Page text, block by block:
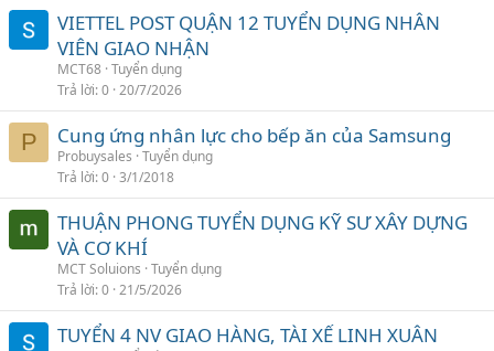
VIETTEL POST QUẬN 12 TUYỂN DỤNG NHÂN
VIÊN GIAO NHẬN
MCT68 Tuyển dụng
Trả lời 0 20/7/2026
P Cung ứng nhân lực cho bếp ăn của Samsung
Probuysales Tuyển dụng
Trả lời 0 3/1/2018
THUẬN PHONG TUYỂN DỤNG KỸ SƯ XÂY DỰNG
VÀ CƠ KHÍ
MCT Soluions Tuyển dụng
Trả lời 0 21/5/2026
TUYỂN 4 NV GIAO HÀNG, TÀI XẾ LINH XUÂN